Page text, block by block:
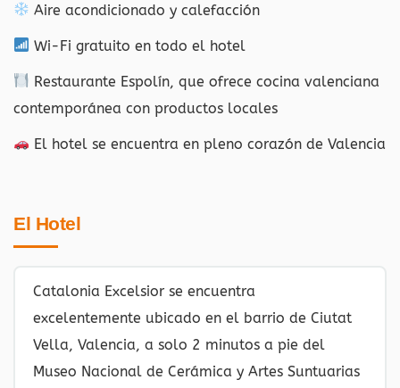
Aire acondicionado y calefacción
Wi-Fi gratuito en todo el hotel
Restaurante Espolín, que ofrece cocina valenciana
contemporánea con productos locales
El hotel se encuentra en pleno corazón de Valencia
El Hotel
Catalonia Excelsior se encuentra
excelentemente ubicado en el barrio de Ciutat
Vella, Valencia, a solo 2 minutos a pie del
Museo Nacional de Cerámica y Artes Suntuarias